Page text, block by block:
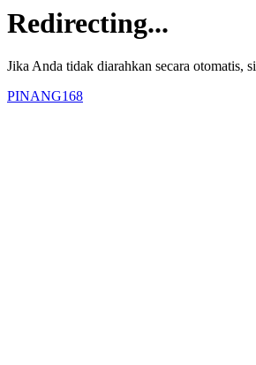
Redirecting...
Jika Anda tidak diarahkan secara otomatis,
PINANG168